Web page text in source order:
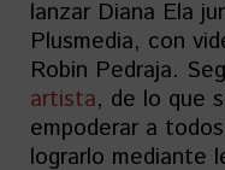
lanzar Diana Ela
Plusmedia, con
Robin Pedraja.
artista, de lo que
empoderar a
lograrlo mediante